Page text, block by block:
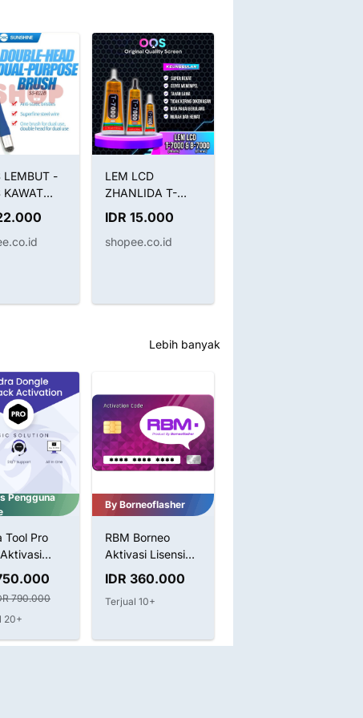
LEMBUT -
KAWAT
SS-
LEM LCD
ZHANLIDA T-
7000 (BLACK) /
B-7000 (CLEAR) /
LEM T7000
IDR 15.000
shopee.co.id
Lebih banyak
Pengguna
Tool Pro
Dongle
790.000
20+
By Borneoflasher
RBM Borneo
Aktivasi Lisensi
Token New /
Renew
IDR 360.000
Terjual 10+